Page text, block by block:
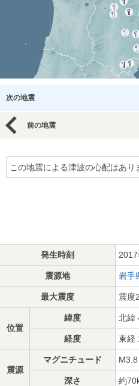
次の地震
前の地震
この地震による津波の心配はあり
発生時刻
震源地 岩手
最大震度 震度2
位置
緯度 北緯
経度 東経
震源
マグニチュード M3.8
深さ 約